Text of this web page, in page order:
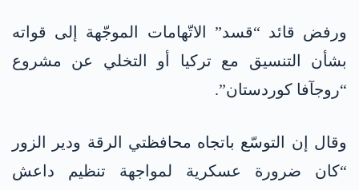
ورفض قائد “قسد” الاتّهامات الموجّهة إلى قواته
بشأن التنسيق مع تركيا أو التخلي عن مشروع
“روجآفا كوردستان”.
وقال إن التوسّع باتجاه محافظتي الرقة ودير الزور
“كان ضرورة عسكرية لمواجهة تنظيم داعش